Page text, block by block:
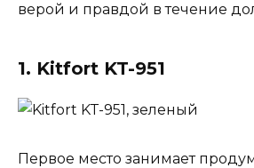
верой и правдой в течение
1. Kitfort KT-951
Первое место занимает